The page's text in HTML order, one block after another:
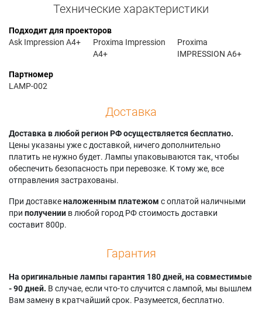
Технические характеристики
Подходит для проекторов
Ask Impression A4+
Proxima Impression
A4+
Proxima
IMPRESSION A6+
Партномер
LAMP-002
Доставка
Доставка в любой регион РФ осуществляется бесплатно.
Цены указаны уже с доставкой, ничего дополнительно
платить не нужно будет. Лампы упаковываются так, чтобы
обеспечить безопасность при перевозке. К тому же, все
отправления застрахованы.
При доставкеналоженным платежом с оплатой наличными
при получении в любой город РФ стоимость доставки
составит 800р.
Гарантия
На оригинальные лампы гарантия 180 дней, на совместимые
- 90 дней. В случае, если что-то случится с лампой, мы вышлем
Вам замену в кратчайший срок. Разумеется, бесплатно.